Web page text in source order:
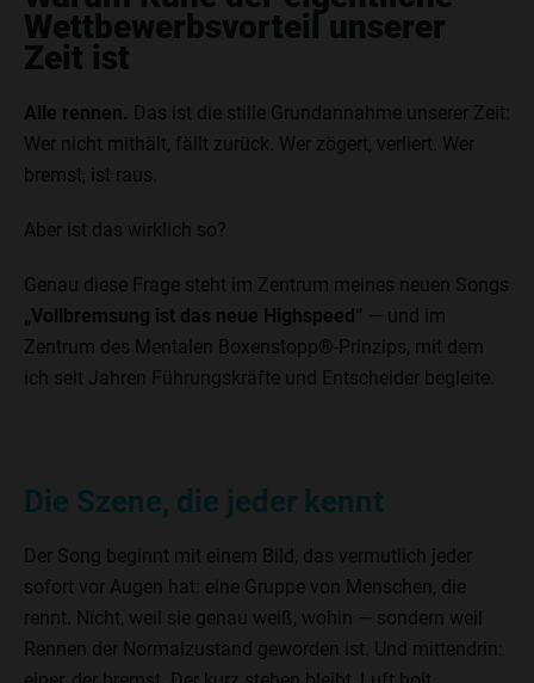
Wettbewerbsvorteil unserer
Zeit ist
Alle rennen. Das ist die stille Grundannahme unserer Zeit:
Wer nicht mithält, fällt zurück. Wer zögert, verliert. Wer
bremst, ist raus.
Aber ist das wirklich so?
Genau diese Frage steht im Zentrum meines neuen Songs
„Vollbremsung ist das neue Highspeed“ — und im
Zentrum des Mentalen Boxenstopp®-Prinzips, mit dem
ich seit Jahren Führungskräfte und Entscheider begleite.
Die Szene, die jeder kennt
Der Song beginnt mit einem Bild, das vermutlich jeder
sofort vor Augen hat: eine Gruppe von Menschen, die
rennt. Nicht, weil sie genau weiß, wohin — sondern weil
Rennen der Normalzustand geworden ist. Und mittendrin: